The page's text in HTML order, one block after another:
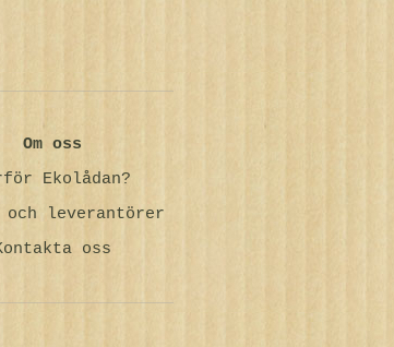
Om oss
Ekolådan?
och leverantörer
oss